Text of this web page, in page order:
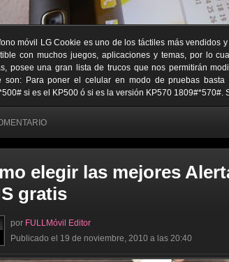
móvil LG Cookie es uno de los táctiles más vendidos
con muchos juegos, aplicaciones y temas, por lo
posee una gran lista de trucos que nos permitirán
son: Para poner el celular en modo de pruebas
si es el KP500 ó si es la versión KP570 1809#*570#.
elegir las mejores
gratis
por FULLMóvil Editor
Publicado el 19 de noviembre, 2010 a las 20:40